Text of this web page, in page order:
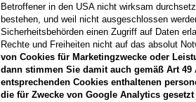
Betroffener in den USA nicht wirksam
bestehen, und weil nicht ausgeschlossen
Sicherheitsbehörden einen Zugriff auf Daten
Rechte und Freiheiten nicht auf das absolut
von Cookies für Marketingzwecke oder
dann stimmen Sie damit auch gemäß Art
entsprechenden Cookies enthaltenen
die für Zwecke von Google Analytics